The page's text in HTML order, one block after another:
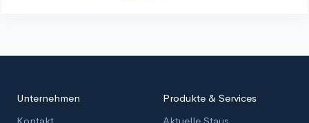
Unternehmen
Produkte & Services